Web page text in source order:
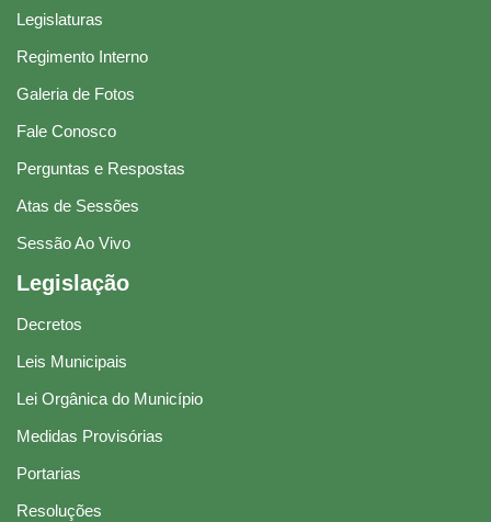
Legislaturas
Regimento Interno
Galeria de Fotos
Fale Conosco
Perguntas e Respostas
Atas de Sessões
Sessão Ao Vivo
Legislação
Decretos
Leis Municipais
Lei Orgânica do Município
Medidas Provisórias
Portarias
Resoluções